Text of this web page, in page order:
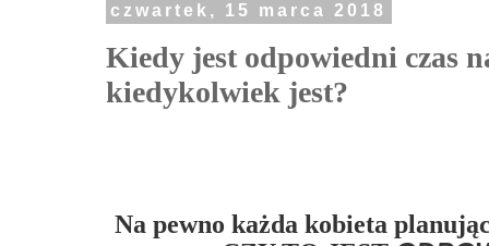
czwartek, 15 marca 2018
Kiedy jest odpowiedni czas
kiedykolwiek jest?
Na pewno każda kobieta